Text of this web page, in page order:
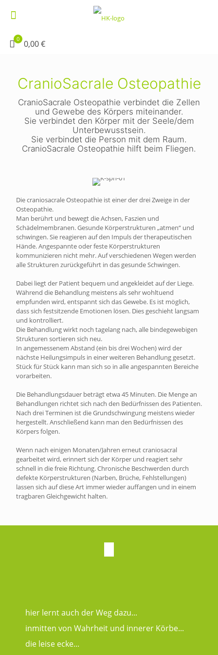
0 0,00 €
CranioSacrale Osteopathie
CranioSacrale Osteopathie verbindet die Zellen
und Gewebe des Körpers miteinander.
Sie verbindet den Körper mit der Seele/dem
Unterbewusstsein.
Sie verbindet die Person mit dem Raum.
CranioSacrale Osteopathie hilft beim Fliegen.
Die craniosacrale Osteopathie ist einer der drei Zweige in der
Osteopathie.
Man berührt und bewegt die Achsen, Faszien und
Schädelmembranen. Gesunde Körperstrukturen „atmen“ und
schwingen. Sie reagieren auf den Impuls der therapeutischen
Hände. Angespannte oder feste Körperstrukturen
kommunizieren nicht mehr. Auf verschiedenen Wegen werden
alle Strukturen zurückgeführt in das gesunde Schwingen.
Dabei liegt der Patient bequem und angekleidet auf der Liege.
Während die Behandlung meistens als sehr wohltuend
empfunden wird, entspannt sich das Gewebe. Es ist möglich,
dass sich festsitzende Emotionen lösen. Dies geschieht langsam
und kontrolliert.
Die Behandlung wirkt noch tagelang nach, alle bindegewebigen
Strukturen sortieren sich neu.
In angemessenem Abstand (ein bis drei Wochen) wird der
nächste Heilungsimpuls in einer weiteren Behandlung gesetzt.
Stück für Stück kann man sich so in alle angespannten Bereiche
vorarbeiten.
Die Behandlungsdauer beträgt etwa 45 Minuten. Die Menge an
Behandlungen richtet sich nach den Bedürfnissen des Patienten.
Nach drei Terminen ist die Grundschwingung meistens wieder
hergestellt. Anschließend kann man den Bedürfnissen des
Körpers folgen.
Wenn nach einigen Monaten/Jahren erneut craniosacral
gearbeitet wird, erinnert sich der Körper und reagiert sehr
schnell in die freie Richtung. Chronische Beschwerden durch
defekte Körperstrukturen (Narben, Brüche, Fehlstellungen)
lassen sich auf diese Art immer wieder auffangen und in einem
tragbaren Gleichgewicht halten.
hier lernt auch der Weg dazu...
inmitten von Wahrheit und innerer Körbe...
die leise ecke...